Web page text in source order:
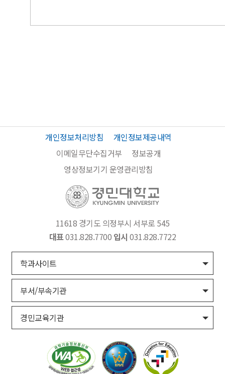
개인정보처리방침
개인정보제공내역
이메일무단수집거부
정보공개
영상정보기기 운영관리방침
11618 경기도 의정부시 서부로 545
대표031.828.7700 입시 031.828.7722
학과사이트
부서/부속기관
경민교육기관